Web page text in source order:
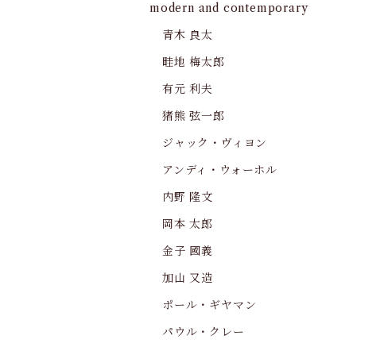
modern and contemporary
青木 良太
畦地 梅太郎
有元 利夫
猪熊 弦一郎
ジャック・ヴィヨン
アンディ・ウォーホル
内野 隆文
岡本 太郎
金子 國義
加山 又造
ポール・ギヤマン
パウル・クレー